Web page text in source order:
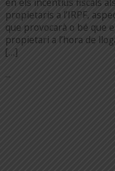
en els incentius fiscals als
propietaris a l’IRPF,
que provocarà o bé que
propietari a l’hora de
[…]
...